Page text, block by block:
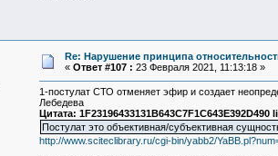
Re: Нарушение принципа
« Ответ #107 : 23 Февраля 2021, 11:13:18 »
1-постулат СТО отменяет эфир и создает
Лебедева
Цитата: 1F23196433131B643C7F1C643E392D490
Постулат это объективная/субъективная
http://www.sciteclibrary.ru/cgi-bin/yabb2/